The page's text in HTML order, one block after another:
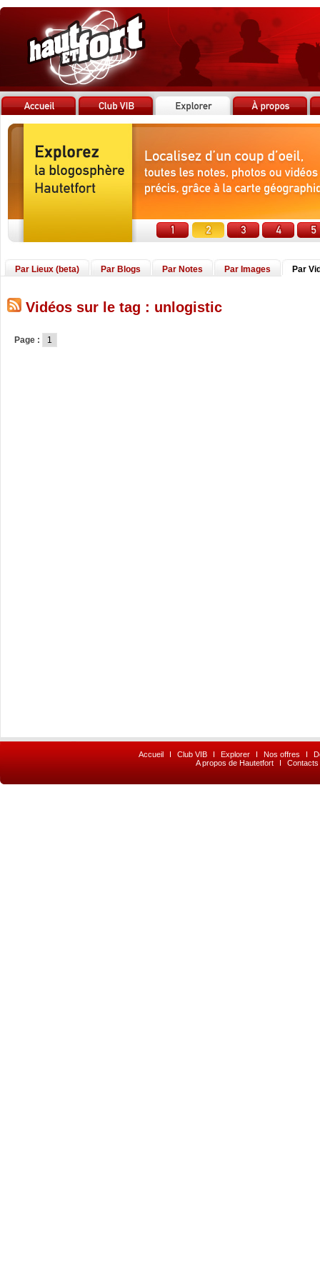
Par Lieux (beta) Par Blogs Par Notes Par Images Par
Vidéos sur le tag : unlogistic
Page : 1
Accueil I Club VIB I Explorer I Nos offres I
A propos de Hautetfort
I Contacts